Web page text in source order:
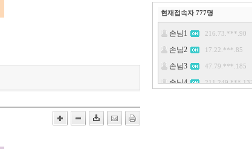
현재접속자 777명